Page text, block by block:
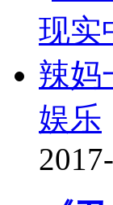
娱乐